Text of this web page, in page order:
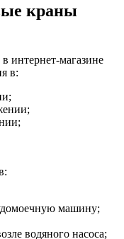
краны
интернет-магазине
в:
машину;
водяного насоса;